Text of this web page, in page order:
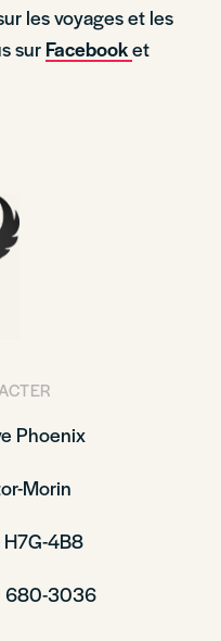
les voyages et les
sur Facebooket
Phoenix
Morin
4B8
680-3036